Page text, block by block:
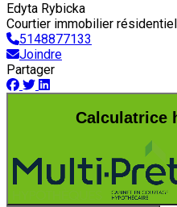
Edyta Rybicka
Courtier immobilier résidentiel
5148877133
Joindre
Partager
Calculatrice